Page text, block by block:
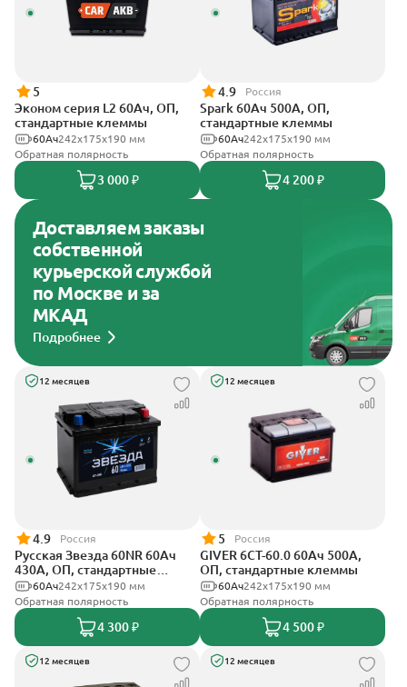
5
Эконом серия L2 60Ач, ОП,
стандартные клеммы
242х175х190 мм
60Ач
Обратная полярность
3 000 ₽
4.9 Россия
Spark 60Ач 500А, ОП,
стандартные клеммы
242х175х190 мм
60Ач
Обратная полярность
4 200 ₽
Доставляем заказы
собственной
курьерской службой
по Москве и за
МКАД
Подробнее
12 месяцев
4.9 Россия
Русская Звезда 60NR 60Ач
430А, ОП, стандартные
клеммы242x175x190 мм
60Ач
Обратная полярность
4 300 ₽
12 месяцев
5 Россия
GIVER 6СТ-60.0 60Ач 500А,
ОП, стандартные клеммы
242х175х190 мм
60Ач
Обратная полярность
4 500 ₽
12 месяцев 12 месяцев